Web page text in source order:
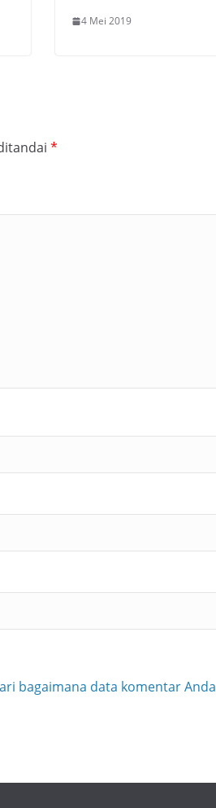
4 Mei 2019
*
bagaimana data komentar Anda